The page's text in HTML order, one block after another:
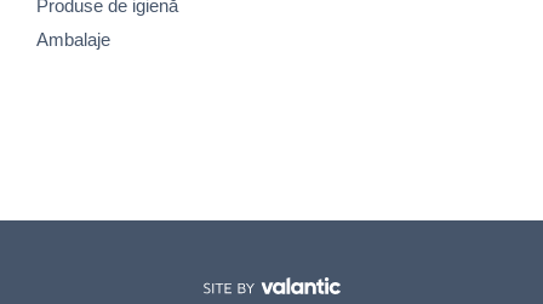
Produse de igienă
Ambalaje